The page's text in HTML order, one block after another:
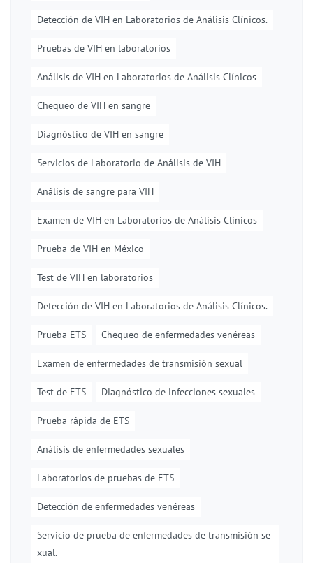
Detección de VIH en Laboratorios de Análisis Clínicos.
Pruebas de VIH en laboratorios
Análisis de VIH en Laboratorios de Análisis Clínicos
Chequeo de VIH en sangre
Diagnóstico de VIH en sangre
Servicios de Laboratorio de Análisis de VIH
Análisis de sangre para VIH
Examen de VIH en Laboratorios de Análisis Clínicos
Prueba de VIH en México
Test de VIH en laboratorios
Detección de VIH en Laboratorios de Análisis Clínicos.
Prueba ETS Chequeo de enfermedades venéreas
Examen de enfermedades de transmisión sexual
Test de ETS Diagnóstico de infecciones sexuales
Prueba rápida de ETS
Análisis de enfermedades sexuales
Laboratorios de pruebas de ETS
Detección de enfermedades venéreas
Servicio de prueba de enfermedades de transmisión se
xual.